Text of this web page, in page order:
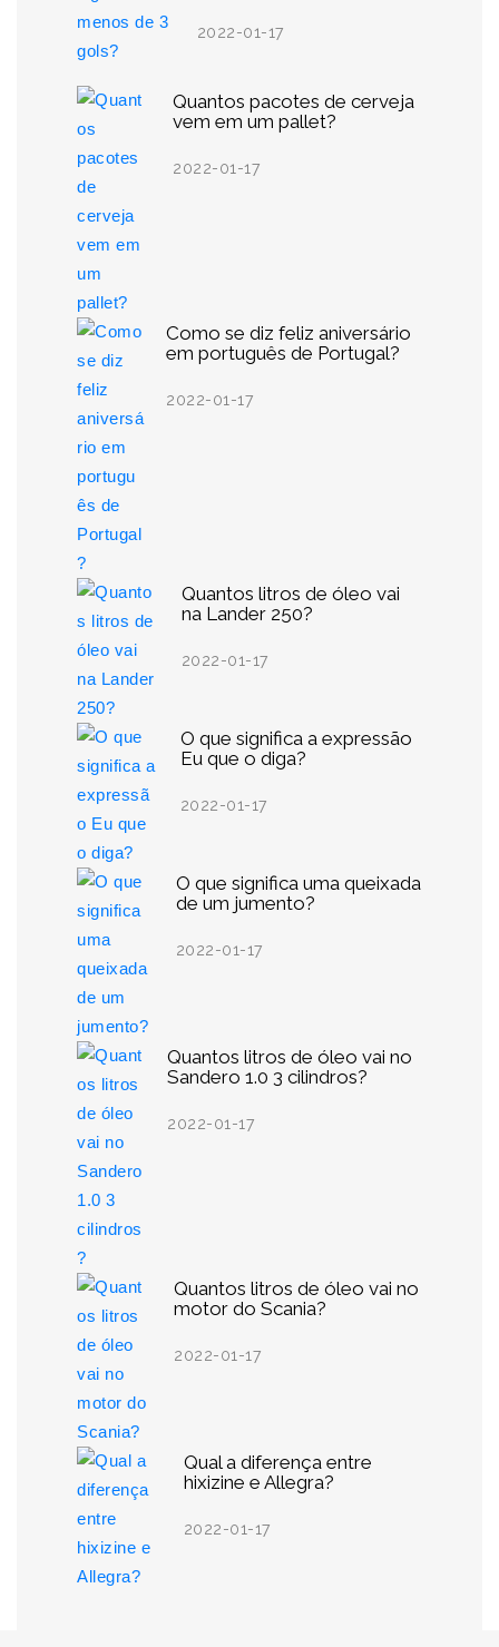
2022-01-17
Quantos pacotes de cerveja
vem em um pallet?
2022-01-17
Como se diz feliz aniversário
em português de Portugal?
2022-01-17
Quantos litros de óleo vai
na Lander 250?
2022-01-17
O que significa a expressão
Eu que o diga?
2022-01-17
O que significa uma queixada
de um jumento?
2022-01-17
Quantos litros de óleo vai no
Sandero 1.0 3 cilindros?
2022-01-17
Quantos litros de óleo vai no
motor do Scania?
2022-01-17
Qual a diferença entre
hixizine e Allegra?
2022-01-17